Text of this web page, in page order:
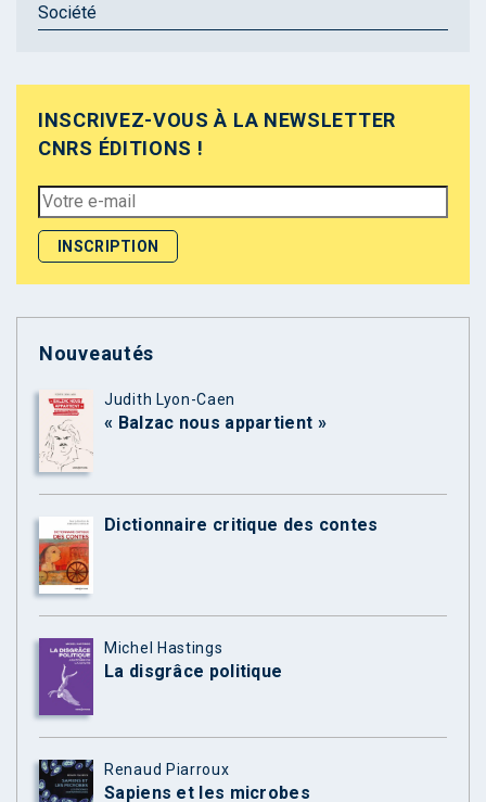
Société
INSCRIVEZ-VOUS À LA NEWSLETTER
CNRS ÉDITIONS !
Nouveautés
Judith Lyon-Caen
« Balzac nous appartient »
Dictionnaire critique des contes
Michel Hastings
La disgrâce politique
Renaud Piarroux
Sapiens et les microbes